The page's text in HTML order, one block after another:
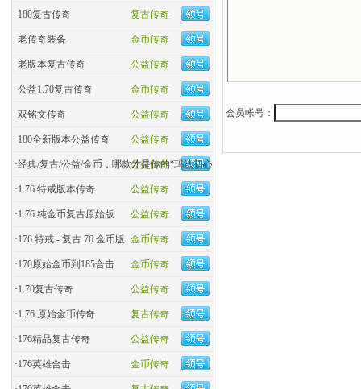
复古传奇
·180复古传奇
金币传奇
·老传奇装备
公益传奇
·老版本复古传奇
金币传奇
·公益1.70复古传奇
公益传奇
·双铭文传奇
公益传奇
·180全新版本公益传奇
公益传奇
·经典/复古/公益/金币，哪款才是你的“玛法初心
公益传奇
·1.76 特戒版本传奇
公益传奇
·1.76 纯金币复古原始版
金币传奇
·176 特戒 - 复古 76 金币版
金币传奇
·170原始金币到185合击
公益传奇
·​1.70复古传奇
复古传奇
·1.76 原始金币传奇
公益传奇
·176精品复古传奇
金币传奇
·176英雄合击
会员帐号：